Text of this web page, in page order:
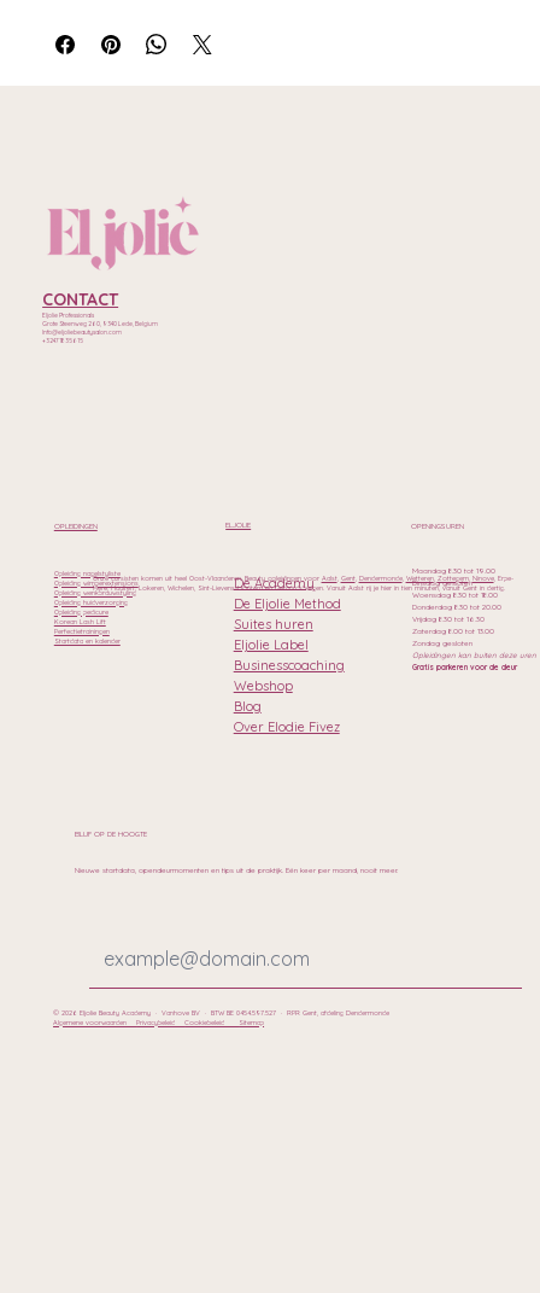
Maandag 8.30 tot 19.00
Dinsdag gesloten
Woensdag 8.30 tot 18.00
Donderdag 8.30 tot 20.00
Vrijdag 8.30 tot 16.30
Zaterdag 8.00 tot 13.00
Zondag gesloten
Opleidingen kan buiten deze uren
Gratis parkeren voor de deur
OPENINGSUREN
De Academy
De Eljolie Method
Suites huren
Eljolie Label
Businesscoaching
Webshop
Blog
Over Elodie Fivez
ELJOLIE
Opleiding nagelstyliste
Opleiding wimperextensions
Opleiding wenkbrauwstyling
Opleiding huidverzorging
Opleiding pedicure
Korean Lash Lift
Perfectietrainingen
Startdata en kalender
OPLEIDINGEN
CONTACT
Eljolie Professionals
Grote Steenweg 260, 9340 Lede, Belgium
Info@eljoliebeautysalon.com
+32471835615
BLIJF OP DE HOOGTE
Nieuwe startdata, opendeurmomenten en tips uit de praktijk. Eén keer per maand, nooit meer.
Onze cursisten komen uit heel Oost-Vlaanderen. Beauty opleidingen voor Aalst, Gent, Dendermonde, Wetteren, Zottegem, Ninove, Erpe-
Mere, Haaltert, Lokeren, Wichelen, Sint-Lievens-Houtem en Geraardsbergen. Vanuit Aalst rij je hier in tien minuten, vanuit Gent in dertig.
© 2026 Eljolie Beauty Academy · Vanhove BV · BTW BE 0454.597.527 · RPR Gent, afdeling Dendermonde
Algemene voorwaardenPrivacybeleidCookiebeleid Sitemap